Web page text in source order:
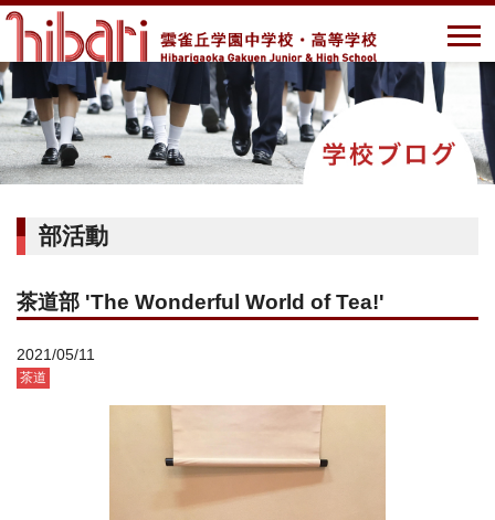
部活動
茶道部 'The Wonderful World of Tea!'
2021/05/11
茶道